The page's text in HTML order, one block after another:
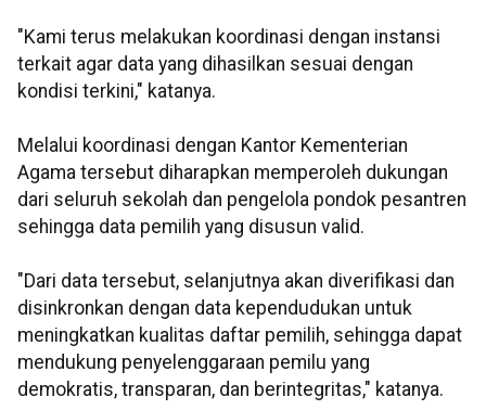
"Kami terus melakukan koordinasi dengan instansi
terkait agar data yang dihasilkan sesuai dengan
kondisi terkini," katanya.
Melalui koordinasi dengan Kantor Kementerian
Agama tersebut diharapkan memperoleh dukungan
dari seluruh sekolah dan pengelola pondok pesantren
sehingga data pemilih yang disusun valid.
"Dari data tersebut, selanjutnya akan diverifikasi dan
disinkronkan dengan data kependudukan untuk
meningkatkan kualitas daftar pemilih, sehingga dapat
mendukung penyelenggaraan pemilu yang
demokratis, transparan, dan berintegritas," katanya.